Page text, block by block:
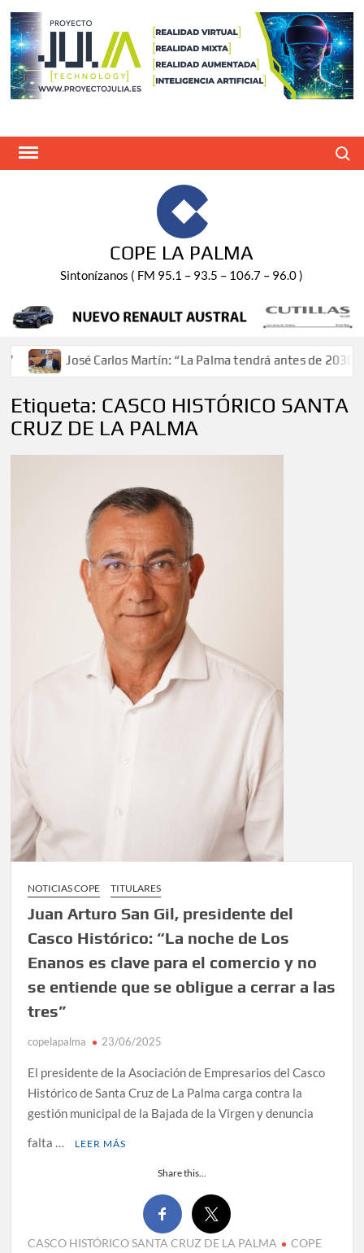
Saltar
contenido
COPE LA PALMA
Sintonízanos ( FM 95.1 – 93.5 – 106.7 – 96.0 )
Carlos Martín: “La Palma tendrá antes de 2030 un torneo de
Etiqueta: CASCO HISTÓRICO SANTA
CRUZ DE LA PALMA
NOTICIAS COPE TITULARES
Juan Arturo San Gil, presidente del
Casco Histórico: “La noche de Los
Enanos es clave para el comercio y no
se entiende que se obligue a cerrar a las
tres”
copelapalma 23/06/2025
El presidente de la Asociación de Empresarios del Casco
Histórico de Santa Cruz de La Palma carga contra la
gestión municipal de la Bajada de la Virgen y denuncia
falta …
LEER MÁS
Share this...
CASCO HISTÓRICO SANTA CRUZ DE LA PALMA
COPE